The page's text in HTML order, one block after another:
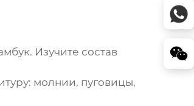
Изучите состав
молнии, пуговицы,